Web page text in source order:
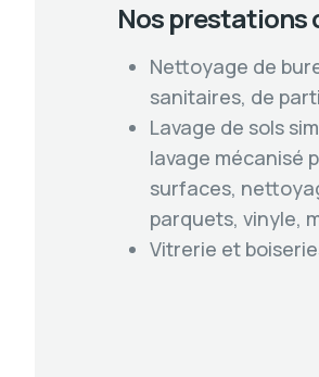
Nos prestations
Nettoyage de
sanitaires, de
Lavage de sols
lavage mécanisé
surfaces,
parquets, vinyle,
Vitrerie et